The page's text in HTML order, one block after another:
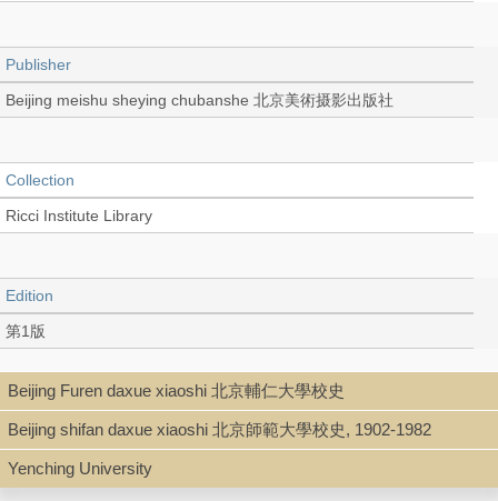
Publisher
Beijing meishu sheying chubanshe 北京美術摄影出版社
Collection
Ricci Institute Library
Edition
第1版
Language
Chinese 中文[簡體]
Beijing Furen daxue xiaoshi 北京輔仁大學校史
Beijing shifan daxue xiaoshi 北京師範大學校史, 1902-1982
Yenching University